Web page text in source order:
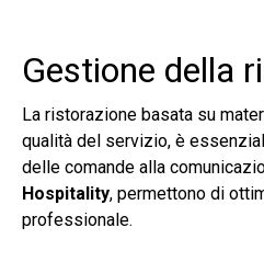
Gestione della
La ristorazione basata su
qualità del servizio, è
delle comande alla
Hospitality, permettono di
professionale.